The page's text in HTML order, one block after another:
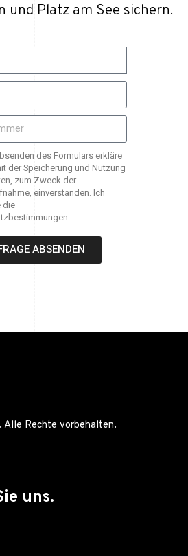
und Platz am See sichern.
des Formulars erkläre
der Speicherung und Nutzung
zum Zweck der
einverstanden. Ich
die
ABSENDEN
Rechte vorbehalten.
uns.